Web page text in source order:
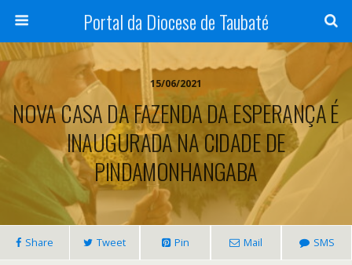
Portal da Diocese de Taubaté
15/06/2021
NOVA CASA DA FAZENDA DA ESPERANÇA É
INAUGURADA NA CIDADE DE
PINDAMONHANGABA
Share Tweet Pin Mail SMS